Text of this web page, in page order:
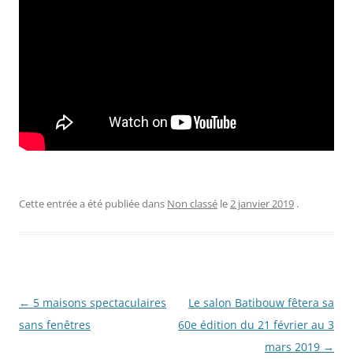
Cette entrée a été publiée dans Non classé le2 janvier 2019 .
Navigation
des
← 5 maisons spectaculaires
sans fenêtres
Le salon Batibouw fêtera sa
60e édition du 21 février au 3
mars 2019 →